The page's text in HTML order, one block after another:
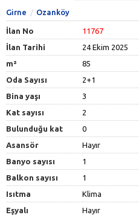
Girne Ozanköy
İlan No
11767
İlan Tarihi
24 Ekim 2025
m²
85
Oda Sayısı
2+1
Bina yaşı
3
Kat sayısı
2
Bulunduğu kat
0
Asansör
Hayır
Banyo sayısı
1
Balkon sayısı
1
Isıtma
Klima
Eşyalı
Hayır